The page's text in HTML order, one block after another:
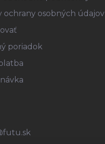
ochrany osobných údajov
poriadok
futu.sk